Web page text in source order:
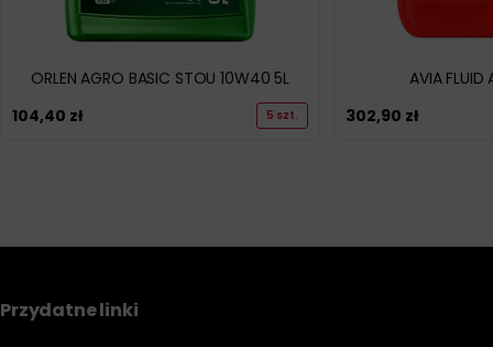
ORLEN AGRO BASIC STOU 10W40 5L
104,40 zł 5 szt.
AVIA FLUID
302,90 zł
Przydatne linki